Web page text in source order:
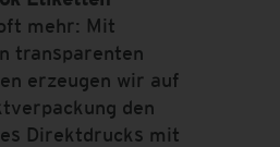
mehr: Mit
transparenten
erzeugen wir auf
den
Direktdrucks mit